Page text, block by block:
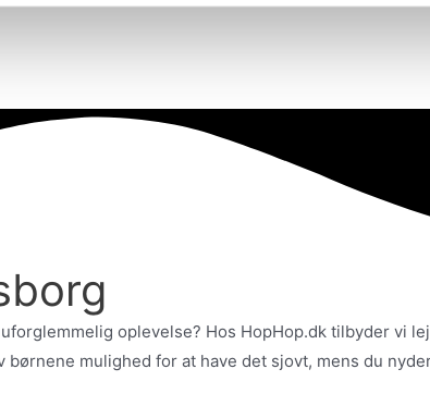
oplevelse? Hos HopHop.dk tilbyder vi
mulighed for at have det sjovt, mens du